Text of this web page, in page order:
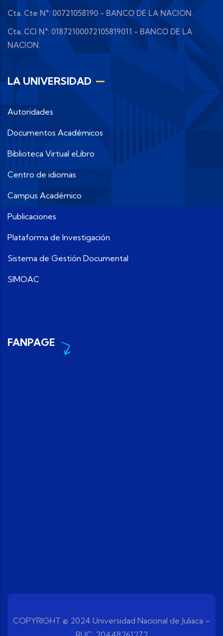
Cta. Cte N°: 00721058190 - BANCO DE LA NACION.
Cta. CCI N°: 01872100072105819011 - BANCO DE LA
NACION.
LA UNIVERSIDAD
Autoridades
Documentos Académicos
Biblioteca Virtual eLibro
Centro de idiomas
Campus Académico
Publicaciones
Plataforma de Investigación
Sistema de Gestión Documental
SIMOAC
FANPAGE
COPYRIGHT © 2024 Universidad Nacional de Juliaca –